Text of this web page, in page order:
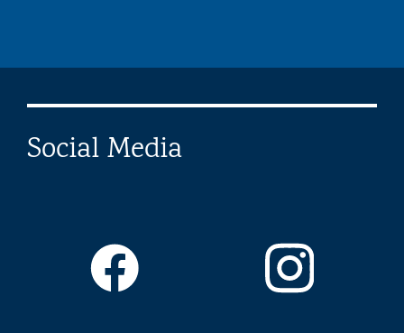
Social Media